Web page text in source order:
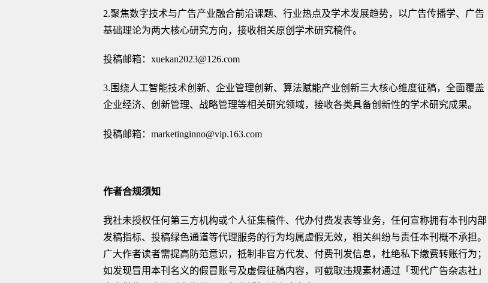
2.聚焦数字技术与广告产业融合前沿课题、行业热点及学术发展趋势，以广告传播学、广告
基础理论为两大核心研究方向，接收相关原创学术研究稿件。
投稿邮箱： xuekan2023@126.com
3. 围绕人工智能技术创新、企业管理创新、算法赋能产业创新三大核心维度征稿，全面覆盖
企业经济、创新管理、战略管理等相关研究领域，接收各类具备创新性的学术研究成果。
投稿邮箱： marketinginno@vip.163.com
作者合规须知
我社未授权任何第三方机构或个人征集稿件、代办付费发表等业务，任何宣称拥有本刊内部
发稿指标、投稿绿色通道等代理服务的行为均属虚假无效，相关纠纷与责任本刊概不承担。
广大作者读者需提高防范意识，抵制非官方代发、付费刊发信息，杜绝私下缴费转账行为；
如发现冒用本刊名义的假冒账号及虚假征稿内容，可截取违规素材通过「现代广告杂志社」